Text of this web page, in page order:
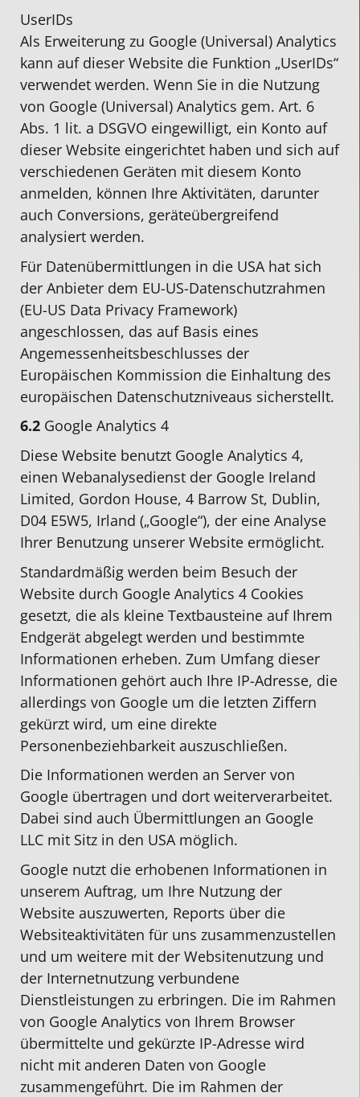
UserIDs
Als Erweiterung zu Google (Universal) Analytics
kann auf dieser Website die Funktion „UserIDs“
verwendet werden. Wenn Sie in die Nutzung
von Google (Universal) Analytics gem. Art. 6
Abs. 1 lit. a DSGVO eingewilligt, ein Konto auf
dieser Website eingerichtet haben und sich auf
verschiedenen Geräten mit diesem Konto
anmelden, können Ihre Aktivitäten, darunter
auch Conversions, geräteübergreifend
analysiert werden.
Für Datenübermittlungen in die USA hat sich
der Anbieter dem EU-US-Datenschutzrahmen
(EU-US Data Privacy Framework)
angeschlossen, das auf Basis eines
Angemessenheitsbeschlusses der
Europäischen Kommission die Einhaltung des
europäischen Datenschutzniveaus sicherstellt.
6.2 Google Analytics 4
Diese Website benutzt Google Analytics 4,
einen Webanalysedienst der Google Ireland
Limited, Gordon House, 4 Barrow St, Dublin,
D04 E5W5, Irland („Google“), der eine Analyse
Ihrer Benutzung unserer Website ermöglicht.
Standardmäßig werden beim Besuch der
Website durch Google Analytics 4 Cookies
gesetzt, die als kleine Textbausteine auf Ihrem
Endgerät abgelegt werden und bestimmte
Informationen erheben. Zum Umfang dieser
Informationen gehört auch Ihre IP-Adresse, die
allerdings von Google um die letzten Ziffern
gekürzt wird, um eine direkte
Personenbeziehbarkeit auszuschließen.
Die Informationen werden an Server von
Google übertragen und dort weiterverarbeitet.
Dabei sind auch Übermittlungen an Google
LLC mit Sitz in den USA möglich.
Google nutzt die erhobenen Informationen in
unserem Auftrag, um Ihre Nutzung der
Website auszuwerten, Reports über die
Websiteaktivitäten für uns zusammenzustellen
und um weitere mit der Websitenutzung und
der Internetnutzung verbundene
Dienstleistungen zu erbringen. Die im Rahmen
von Google Analytics von Ihrem Browser
übermittelte und gekürzte IP-Adresse wird
nicht mit anderen Daten von Google
zusammengeführt. Die im Rahmen der